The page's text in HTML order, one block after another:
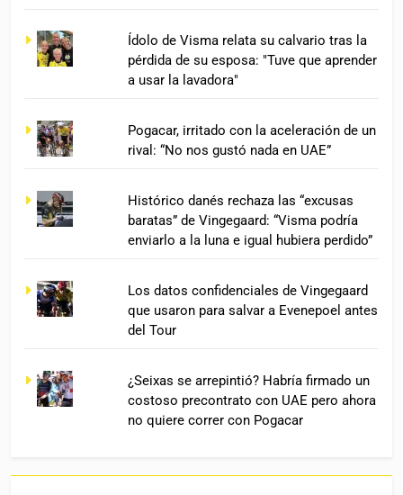
Ídolo de Visma relata su calvario tras la
pérdida de su esposa: "Tuve que aprender
a usar la lavadora"
Pogacar, irritado con la aceleración de un
rival: “No nos gustó nada en UAE”
Histórico danés rechaza las “excusas
baratas” de Vingegaard: “Visma podría
enviarlo a la luna e igual hubiera perdido”
Los datos confidenciales de Vingegaard
que usaron para salvar a Evenepoel antes
del Tour
¿Seixas se arrepintió? Habría firmado un
costoso precontrato con UAE pero ahora
no quiere correr con Pogacar